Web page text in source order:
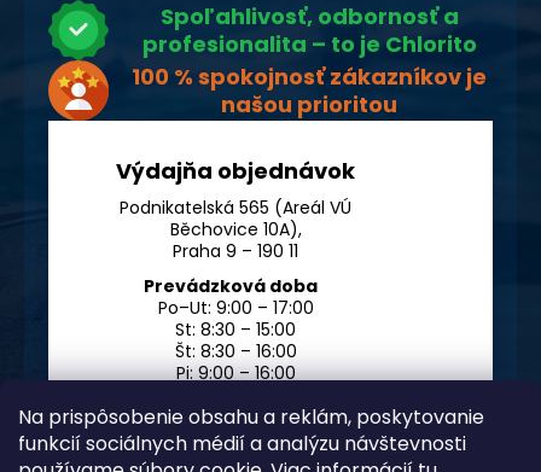
Na prispôsobenie obsahu a reklám, poskytovanie
funkcií sociálnych médií a analýzu návštevnosti
Spoľahlivosť, odbornosť a
profesionalita – to je Chlorito
100 % spokojnosť zákazníkov je
našou prioritou
Výdajňa objednávok
Podnikatelská 565 (Areál VÚ
Běchovice 10A),
Praha 9 – 190 11
Prevádzková doba
Po–Ut: 9:00 – 17:00
St: 8:30 – 15:00
Št: 8:30 – 16:00
Pi: 9:00 – 16:00